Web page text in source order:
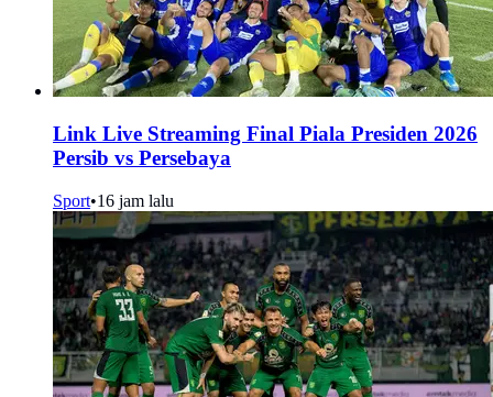
Link Live Streaming Final Piala Presiden 2026
Persib vs Persebaya
Sport•16 jam lalu